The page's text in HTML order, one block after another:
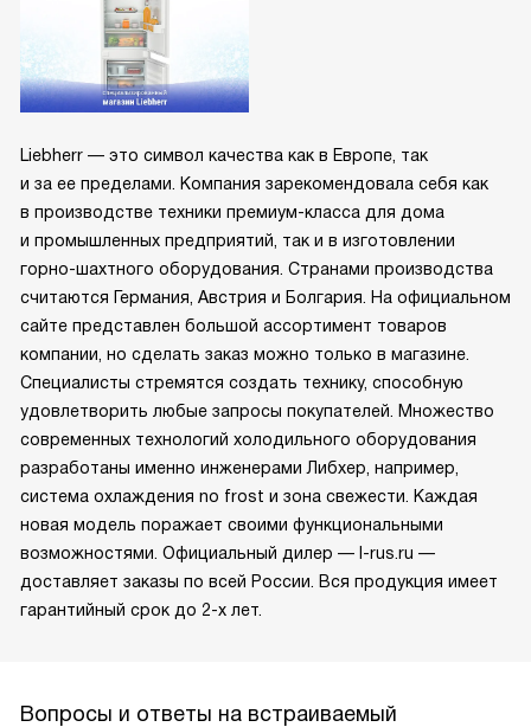
Liebherr — это символ качества как в Европе, так
и за ее пределами. Компания зарекомендовала себя как
в производстве техники премиум-класса для дома
и промышленных предприятий, так и в изготовлении
горно-шахтного оборудования. Странами производства
считаются Германия, Австрия и Болгария. На официальном
сайте представлен большой ассортимент товаров
компании, но сделать заказ можно только в магазине.
Специалисты стремятся создать технику, способную
удовлетворить любые запросы покупателей. Множество
современных технологий холодильного оборудования
разработаны именно инженерами Либхер, например,
система охлаждения no frost и зона свежести. Каждая
новая модель поражает своими функциональными
возможностями. Официальный дилер — l-rus.ru —
доставляет заказы по всей России. Вся продукция имеет
гарантийный срок до 2-х лет.
Вопросы и ответы на встраиваемый